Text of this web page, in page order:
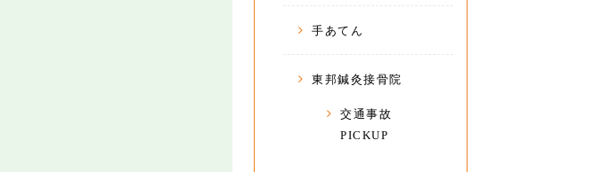
手あてん
東邦鍼灸接骨院
交通事故
PICKUP